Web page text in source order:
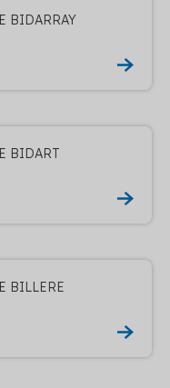
BIDARRAY
BIDART
BILLERE